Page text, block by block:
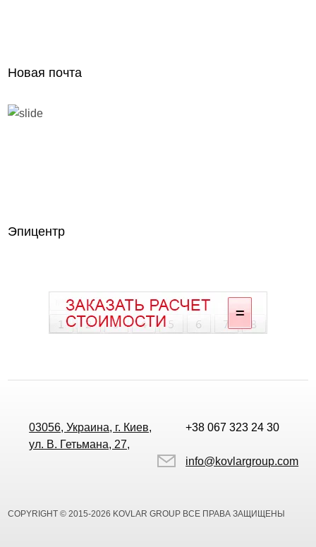
Новая почта
Эпицентр
03056, Украина, г. Киев,
ул. В. Гетьмана, 27,
+38 067 323 24 30
info@kovlargroup.com
COPYRIGHT © 2015-2026 KOVLAR GROUP ВСЕ ПРАВА ЗАЩИЩЕНЫ